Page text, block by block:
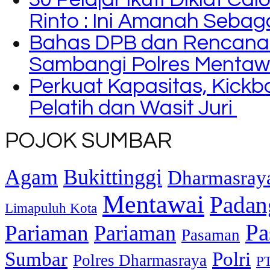
Rinto : Ini Amanah
Bahas DPB dan
Sambangi Polres
Perkuat Kapasitas,
Pelatih dan Wasit Juri
POJOK SUMBAR
Agam Bukittinggi
Limapuluh Kota Mentawai
Pariaman Pariaman Pasaman
Sumbar Polres Dharmasraya Polri